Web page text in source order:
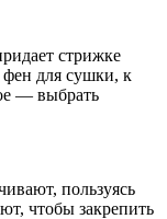
стрижке
для сушки, к
— выбрать
пользуясь
чтобы закрепить